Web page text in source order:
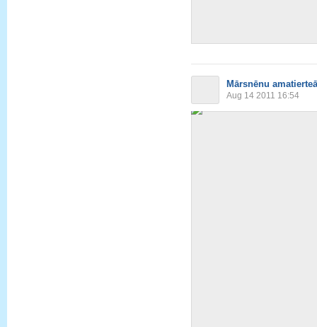
Mārsnēnu
Aug 14 2011 16:54